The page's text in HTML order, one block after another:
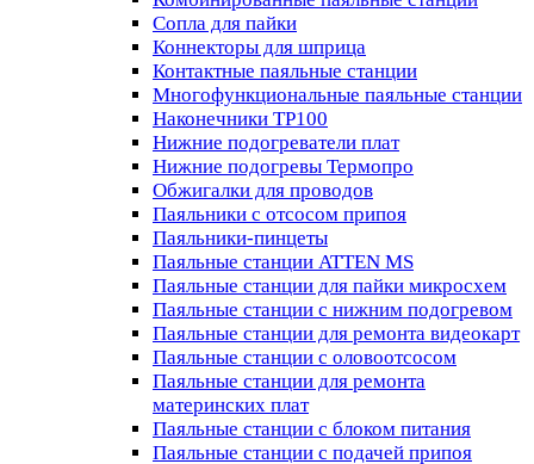
Сопла для пайки
Коннекторы для шприца
Контактные паяльные станции
Многофункциональные паяльные станции
Наконечники TP100
Нижние подогреватели плат
Нижние подогревы Термопро
Обжигалки для проводов
Паяльники с отсосом припоя
Паяльники-пинцеты
Паяльные станции ATTEN MS
Паяльные станции для пайки микросхем
Паяльные станции с нижним подогревом
Паяльные станции для ремонта видеокарт
Паяльные станции с оловоотсосом
Паяльные станции для ремонта
материнских плат
Паяльные станции с блоком питания
Паяльные станции с подачей припоя